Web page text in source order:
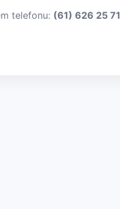
telefonu: (61) 626 25 71